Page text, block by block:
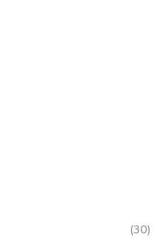
(30)